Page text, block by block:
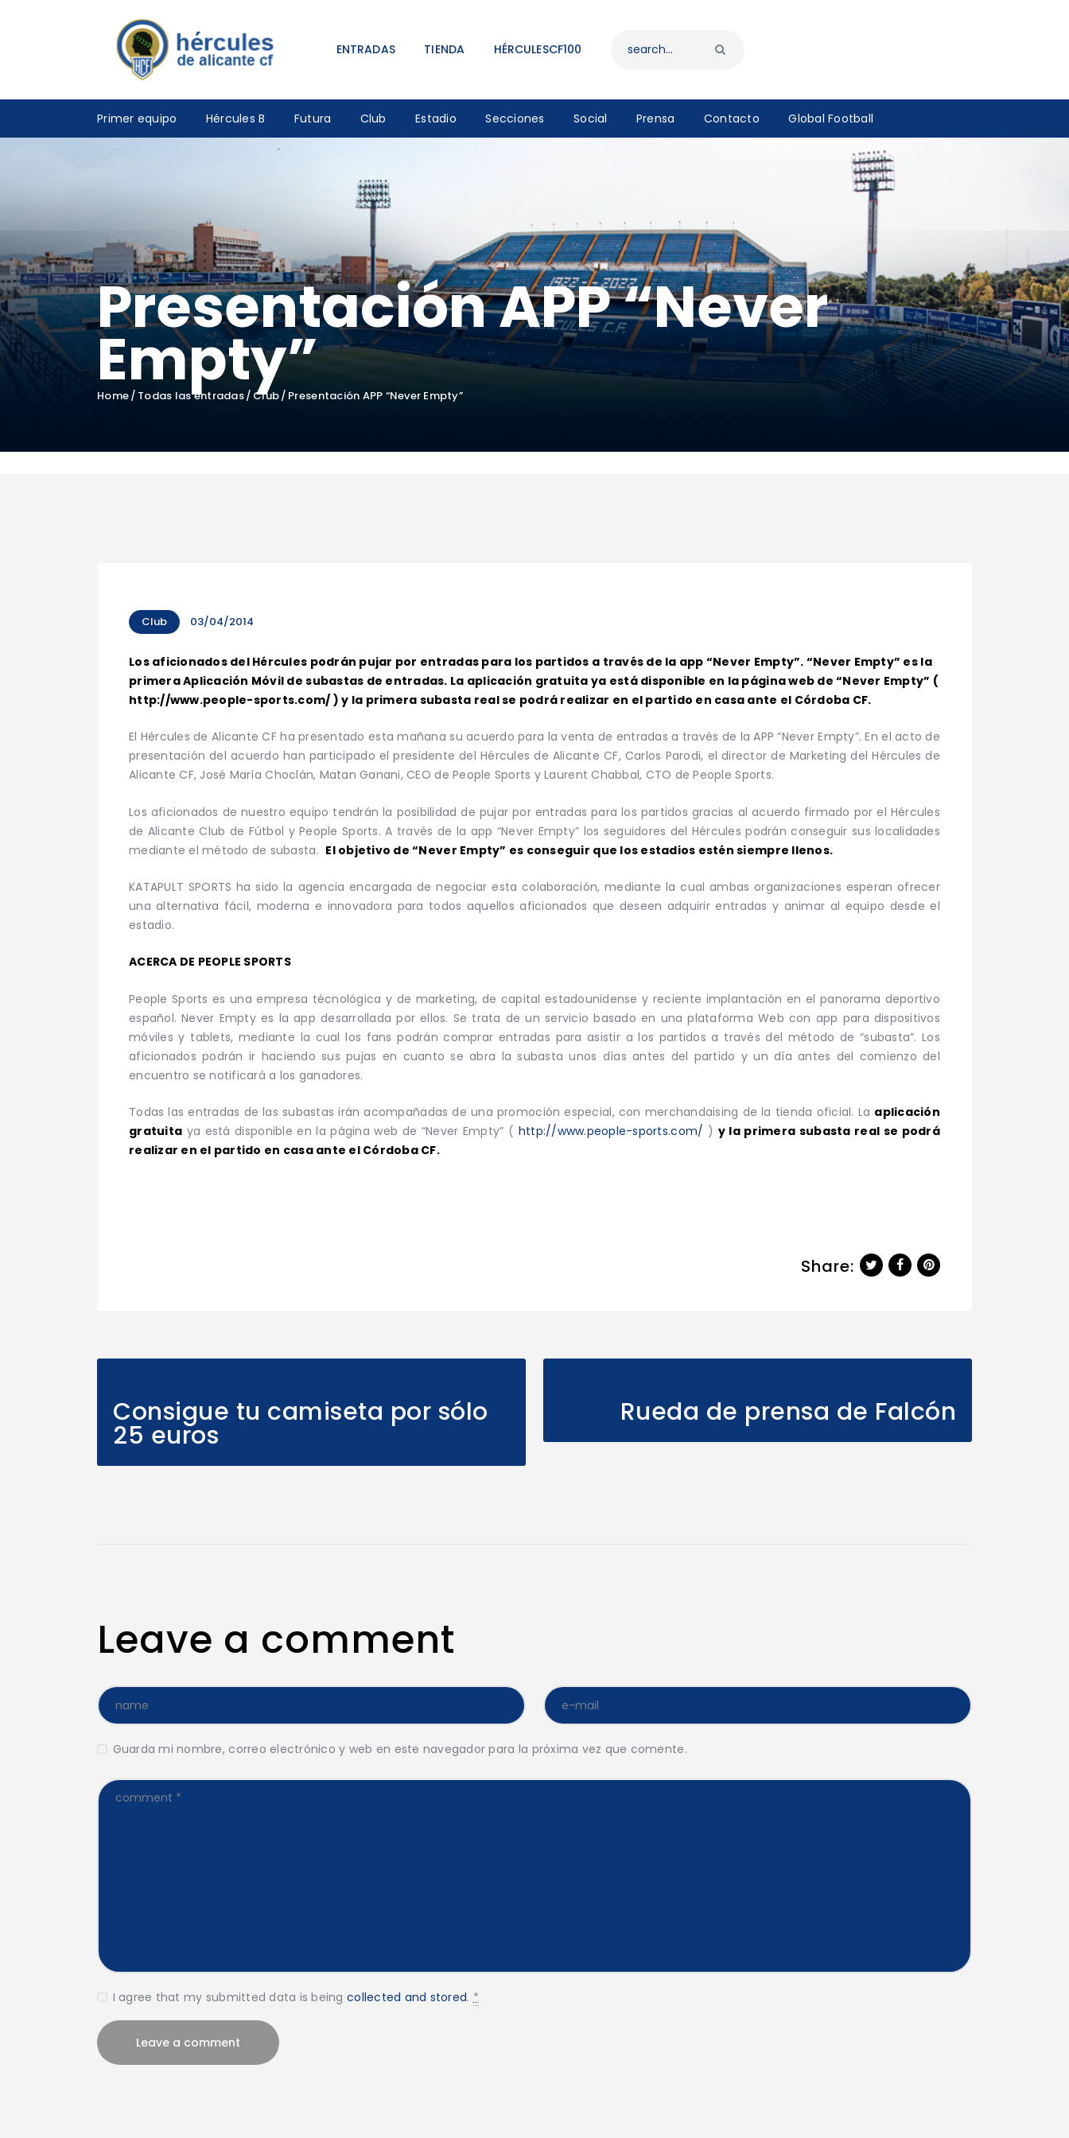
ENTRADAS TIENDA HÉRCULESCF100
Primer equipo Hércules B Futura Club Estadio Secciones Social Prensa Contacto Global Football
Presentación APP “Never
Empty”
Home Todas las entradas Club Presentación APP “Never Empty”
TIENDA
Club 03/04/2014
Los aficionados del Hércules podrán pujar por entradas para los partidos a través de la app “Never Empty”. “Never Empty” es la
primera Aplicación Móvil de subastas de entradas. La aplicación gratuita ya está disponible en la página web de “Never Empty” (
http://www.people-sports.com/ ) y la primera subasta real se podrá realizar en el partido en casa ante el Córdoba CF.
El Hércules de Alicante CF ha presentado esta mañana su acuerdo para la venta de entradas a través de la APP “Never Empty”. En el acto de
presentación del acuerdo han participado el presidente del Hércules de Alicante CF, Carlos Parodi, el director de Marketing del Hércules de
Alicante CF, José María Choclán, Matan Ganani, CEO de People Sports y Laurent Chabbal, CTO de People Sports.
Los aficionados de nuestro equipo tendrán la posibilidad de pujar por entradas para los partidos gracias al acuerdo firmado por el Hércules
de Alicante Club de Fútbol y People Sports. A través de la app “Never Empty” los seguidores del Hércules podrán conseguir sus localidades
mediante el método de subasta. El objetivo de “Never Empty” es conseguir que los estadios estén siempre llenos.
KATAPULT SPORTS ha sido la agencia encargada de negociar esta colaboración, mediante la cual ambas organizaciones esperan ofrecer
una alternativa fácil, moderna e innovadora para todos aquellos aficionados que deseen adquirir entradas y animar al equipo desde el
estadio.
ACERCA DE PEOPLE SPORTS
People Sports es una empresa técnológica y de marketing, de capital estadounidense y reciente implantación en el panorama deportivo
español. Never Empty es la app desarrollada por ellos. Se trata de un servicio basado en una plataforma Web con app para dispositivos
móviles y tablets, mediante la cual los fans podrán comprar entradas para asistir a los partidos a través del método de “subasta”. Los
aficionados podrán ir haciendo sus pujas en cuanto se abra la subasta unos días antes del partido y un día antes del comienzo del
encuentro se notificará a los ganadores.
Todas las entradas de las subastas irán acompañadas de una promoción especial, con merchandaising de la tienda oficial. La aplicación
gratuita ya está disponible en la página web de “Never Empty” ( http://www.people-sports.com/ ) y la primera subasta real se podrá
realizar en el partido en casa ante el Córdoba CF.
Share:
Consigue tu camiseta por sólo
25 euros
Rueda de prensa de Falcón
Leave a comment
Guarda mi nombre, correo electrónico y web en este navegador para la próxima vez que comente.
I agree that my submitted data is being collected and stored. *